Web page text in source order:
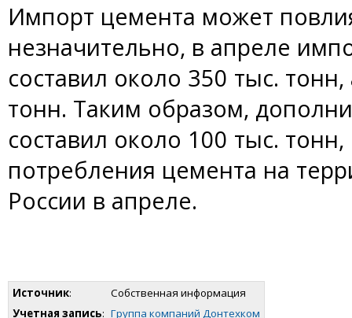
Импорт цемента может
незначительно, в апреле
составил около 350 тыс.
тонн. Таким образом,
составил около 100 тыс. тонн,
потребления цемента на
России в апреле.
Источник:
Собственная информация
Учетная запись: Группа компаний Донтехком